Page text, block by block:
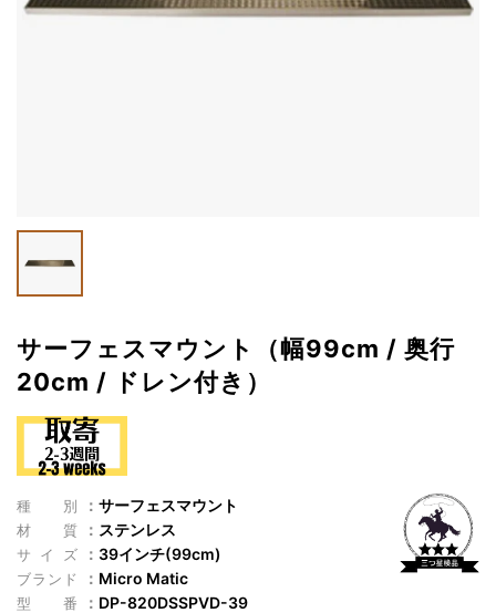
サーフェスマウント（幅99cm / 奥行
20cm / ドレン付き）
種別 サーフェスマウント
材質 ステンレス
サイズ 39インチ(99cm)
ブランド Micro Matic
型番 DP-820DSSPVD-39